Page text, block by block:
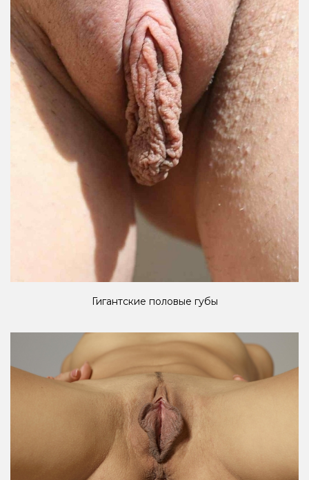
Гигантские половые губы